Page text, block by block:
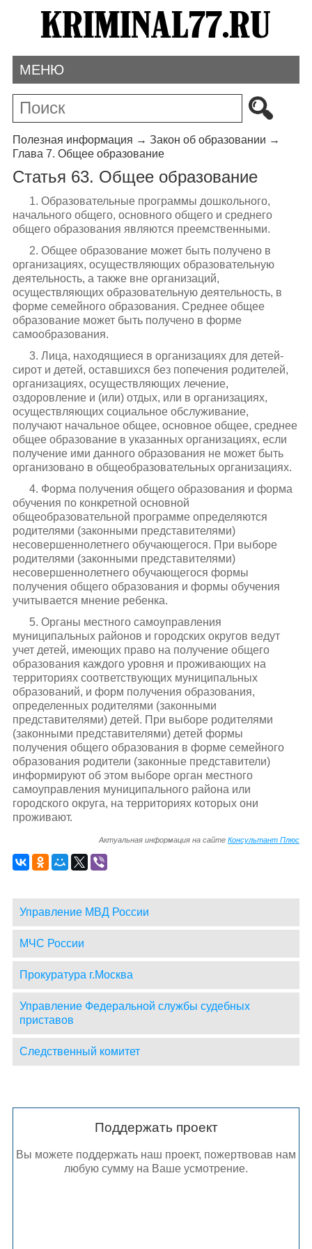
МЕНЮ
Полезная информация → Закон об образовании →
Глава 7. Общее образование
Статья 63. Общее образование
1. Образовательные программы дошкольного,
начального общего, основного общего и среднего
общего образования являются преемственными.
2. Общее образование может быть получено в
организациях, осуществляющих образовательную
деятельность, а также вне организаций,
осуществляющих образовательную деятельность, в
форме семейного образования. Среднее общее
образование может быть получено в форме
самообразования.
3. Лица, находящиеся в организациях для детей-
сирот и детей, оставшихся без попечения родителей,
организациях, осуществляющих лечение,
оздоровление и (или) отдых, или в организациях,
осуществляющих социальное обслуживание,
получают начальное общее, основное общее, среднее
общее образование в указанных организациях, если
получение ими данного образования не может быть
организовано в общеобразовательных организациях.
4. Форма получения общего образования и форма
обучения по конкретной основной
общеобразовательной программе определяются
родителями (законными представителями)
несовершеннолетнего обучающегося. При выборе
родителями (законными представителями)
несовершеннолетнего обучающегося формы
получения общего образования и формы обучения
учитывается мнение ребенка.
5. Органы местного самоуправления
муниципальных районов и городских округов ведут
учет детей, имеющих право на получение общего
образования каждого уровня и проживающих на
территориях соответствующих муниципальных
образований, и форм получения образования,
определенных родителями (законными
представителями) детей. При выборе родителями
(законными представителями) детей формы
получения общего образования в форме семейного
образования родители (законные представители)
информируют об этом выборе орган местного
самоуправления муниципального района или
городского округа, на территориях которых они
проживают.
Актуальная информация на сайтеКонсультант Плюс
Управление МВД России
МЧС России
Прокуратура г.Москва
Управление Федеральной службы судебных
приставов
Следственный комитет
Поддержать проект
Вы можете поддержать наш проект, пожертвовав нам
любую сумму на Ваше усмотрение.